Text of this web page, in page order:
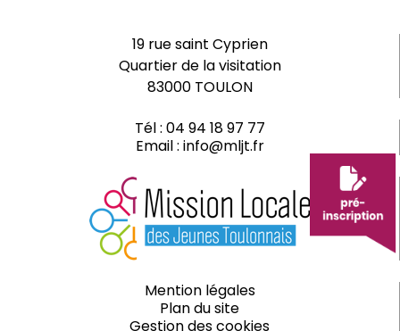
19 rue saint Cyprien
Quartier de la visitation
83000 TOULON
Tél : 04 94 18 97 77
Email : info@mljt.fr
Mention légales
Plan du site
Gestion des cookies